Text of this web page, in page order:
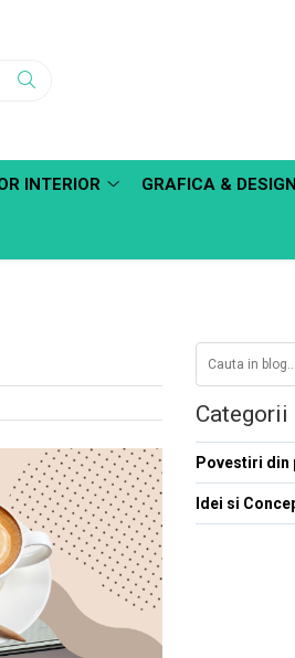
INTERIOR GRAFICA & DESIGN
Categorii
Povestiri din
Idei si